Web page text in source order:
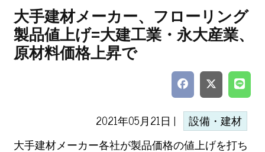
大手建材メーカー、フローリング
製品値上げ=大建工業・永大産業、
原材料価格上昇で
2021年05月21日 | 設備・建材
大手建材メーカー各社が製品価格の値上げを打ち